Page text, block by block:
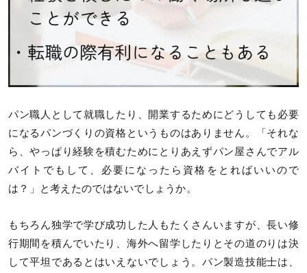
パン職人として就職したり、開業するためにどうしても必要
になるパンづくりの資格というものはありません。「それな
ら、やっぱり経験を積むためにとりあえずパン屋さんでアル
バイトでもして、必要になったら資格をとればいいので
は？」と考えたのではないでしょうか。
もちろん独学で学び成功した人もたくさんいますが、長い修
行期間を積んでいたり、海外へ留学したりとその道のりは決
して平坦であるとはいえないでしょう。パン製造技能士は、